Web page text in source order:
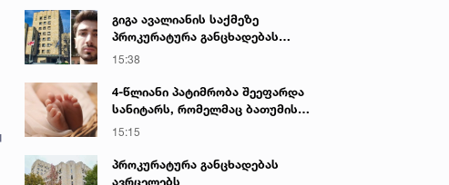
გიგა ავალიანის საქმეზე
პროკურატურა განცხადებას
ავრცელებს
15:38
4-წლიანი პატიმრობა შეეფარდა
სანიტარს, რომელმაც ბათუმის
კლინიკის საპირფარეშოში
სასიკვდილო დაზიანებები
მიაყენა
15:15
პროკურატურა განცხადებას
ავრცელებს